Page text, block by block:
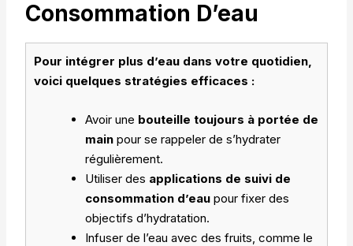
Consommation D’eau
Pour intégrer plus d’eau dans votre quotidien,
voici quelques stratégies efficaces :
Avoir une bouteille toujours à portée de
main pour se rappeler de s’hydrater
régulièrement.
Utiliser des applications de suivi de
consommation d’eau pour fixer des
objectifs d’hydratation.
Infuser de l’eau avec des fruits, comme le